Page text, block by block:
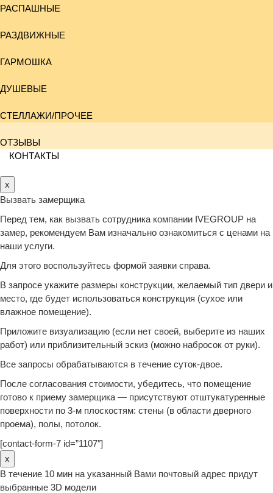
РАСПАШНЫЕ
РАЗДВИЖНЫЕ
ГАРМОШКА
ДУШЕВЫЕ
СТЕЛЛАЖИ/ПРОЧЕЕ
ОТЗЫВЫ
КОНТАКТЫ
x
Вызвать замерщика
Перед тем, как вызвать сотрудника компании IVEGROUP на
замер, рекомендуем Вам изначально ознакомиться с ценами на
наши услуги.
Для этого воспользуйтесь формой заявки справа.
В запросе укажите размеры конструкции, желаемый тип двери и
место, где будет использоваться конструкция (сухое или
влажное помещение).
Приложите визуализацию (если нет своей, выберите из наших
работ) или приблизительный эскиз (можно набросок от руки).
Все запросы обрабатываются в течение суток-двое.
После согласования стоимости, убедитесь, что помещение
готово к приему замерщика — присутствуют отштукатуренные
поверхности по 3-м плоскостям: стены (в области дверного
проема), полы, потолок.
[contact-form-7 id=”1107″]
x
В течение 10 мин на указанный Вами почтовый адрес придут
выбранные 3D модели